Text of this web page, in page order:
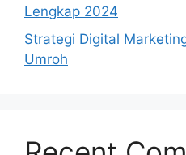
Lengkap 2024
Strategi Digital
Umroh